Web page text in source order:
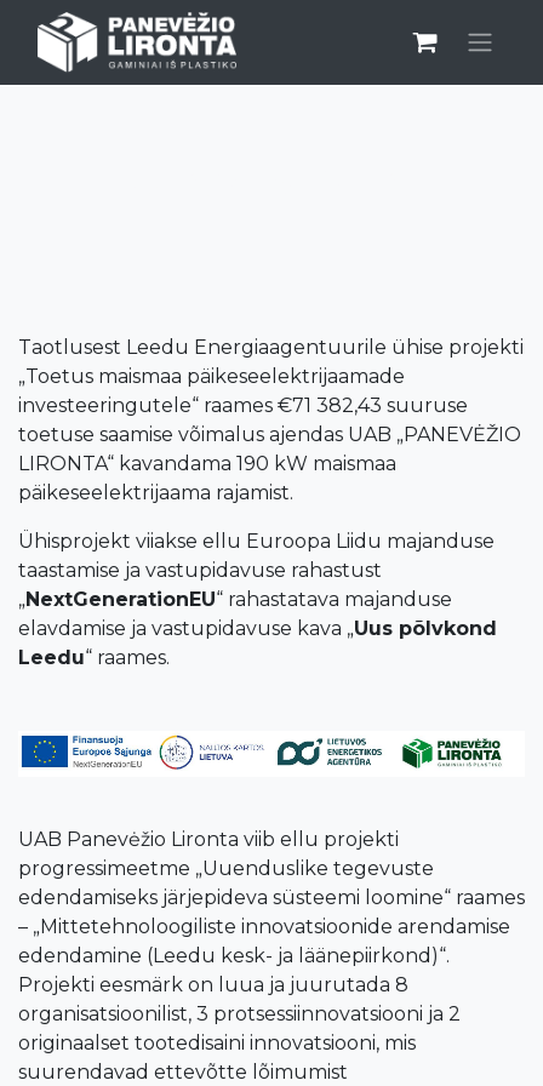
Taotlusest Leedu Energiaagentuurile ühise projekti
„Toetus maismaa päikeseelektrijaamade
investeeringutele“ raames €71 382,43 suuruse
toetuse saamise võimalus ajendas UAB „PANEVĖŽIO
LIRONTA“ kavandama 190 kW maismaa
päikeseelektrijaama rajamist.
Ühisprojekt viiakse ellu Euroopa Liidu majanduse
taastamise ja vastupidavuse rahastust
„NextGenerationEU“ rahastatava majanduse
elavdamise ja vastupidavuse kava „Uus põlvkond
Leedu“ raames.
UAB Panevėžio Lironta viib ellu projekti
progressimeetme „Uuenduslike tegevuste
edendamiseks järjepideva süsteemi loomine“ raames
– „Mitte­tehnoloogiliste innovatsioonide arendamise
edendamine (Leedu kesk- ja läänepiirkond)“.
Projekti eesmärk on luua ja juurutada 8
organisatsioonilist, 3 protsessiinnovatsiooni ja 2
originaalset tootedisaini innovatsiooni, mis
suurendavad ettevõtte lõimumist